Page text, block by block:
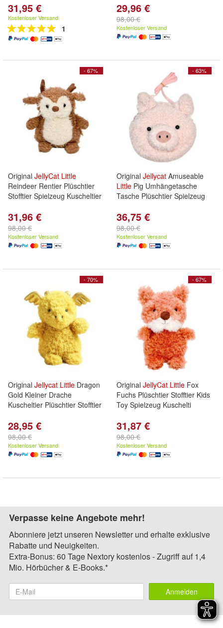
31,95 €
Kostenloser Versand
1
29,96 €
98,00 €
Kostenloser Versand
- 67%
Original JellyCat Little
Reindeer Rentier Plüschtier
Stofftier Spielzeug Kuscheltier
31,96 €
98,00 €
Kostenloser Versand
- 63%
Original Jellycat Amuseable
Little Pig Umhängetasche
Tasche Plüschtier Spielzeug
36,75 €
98,00 €
Kostenloser Versand
- 70%
Original Jellycat Little Dragon
Gold Kleiner Drache
Kuscheltier Plüschtier Stofftier
28,95 €
98,00 €
Kostenloser Versand
- 67%
Original JellyCat Little Fox
Fuchs Plüschtier Stofftier Kids
Toy Spielzeug Kuschelti
31,87 €
98,00 €
Kostenloser Versand
Verpasse keine Angebote mehr!
Abonniere jetzt unseren Newsletter und erhalte exklusive
Rabatte und Neuigkeiten.
Extra-Bonus: 60 Tage Nextory kostenlos - Zugriff auf 1,4
Mio. Hörbücher & E-Books.*
Anmelden